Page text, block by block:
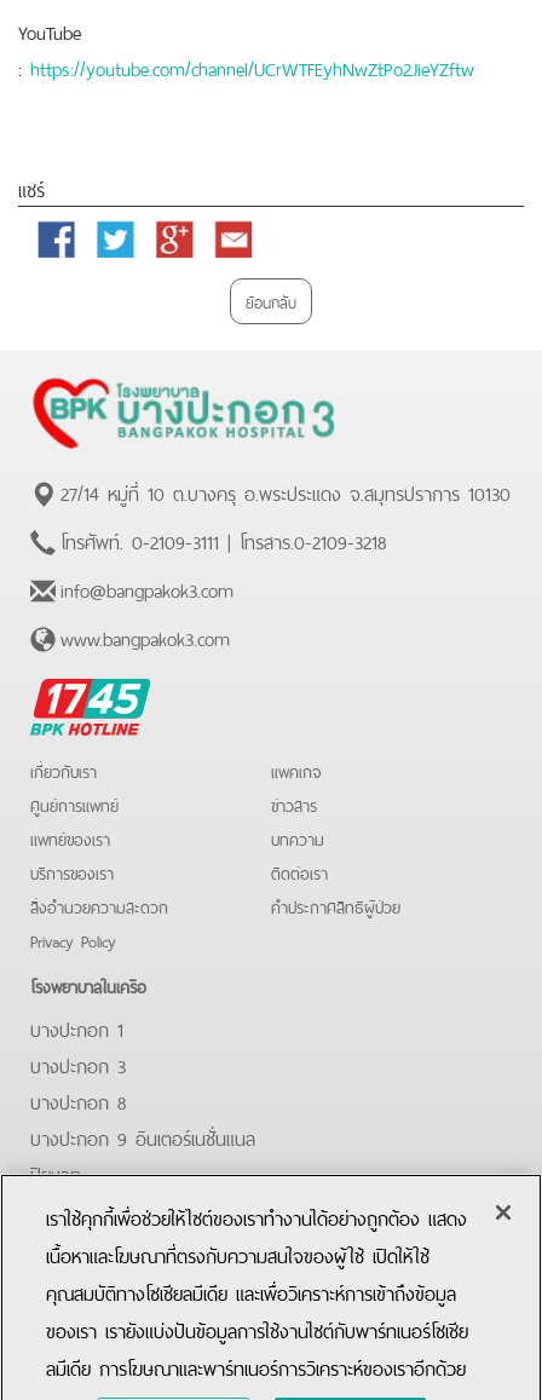
YouTube
: https://youtube.com/channel/UCrWTFEyhNwZtPo2JieYZftw
แชร์
Facebook Twitter
Google
Email
ย้อนกลับ
27/14 หมู่ที่ 10 ต.บางครุ อ.พระประแดง จ.สมุทรปราการ 10130
โทรศัพท์. 0-2109-3111 | โทรสาร.0-2109-3218
info@bangpakok3.com
www.bangpakok3.com
BPK
Hotline
เกี่ยวกับเรา
ศูนย์การแพทย์
แพทย์ของเรา
บริการของเรา
สิ่งอำนวยความสะดวก
Privacy Policy
แพคเกจ
ข่าวสาร
บทความ
ติดต่อเรา
คําประกาศสิทธิผู้ป่วย
โรงพยาบาลในเครือ
บางปะกอก 1
บางปะกอก 3
บางปะกอก 8
บางปะกอก 9 อินเตอร์เนชั่นแนล
ปิยะเวท
บางปะกอก-รังสิต 2
บางปะกอกสมุทรปราการ
FacebookYoutube
เราใช้คุกกี้เพื่อช่วยให้ไซต์ของเราทำงานได้อย่างถูกต้อง แสดง
เนื้อหาและโฆษณาที่ตรงกับความสนใจของผู้ใช้ เปิดให้ใช้
คุณสมบัติทางโซเชียลมีเดีย และเพื่อวิเคราะห์การเข้าถึงข้อมูล
ของเรา เรายังแบ่งปันข้อมูลการใช้งานไซต์กับพาร์ทเนอร์โซเชีย
ลมีเดีย การโฆษณาและพาร์ทเนอร์การวิเคราะห์ของเราอีกด้วย